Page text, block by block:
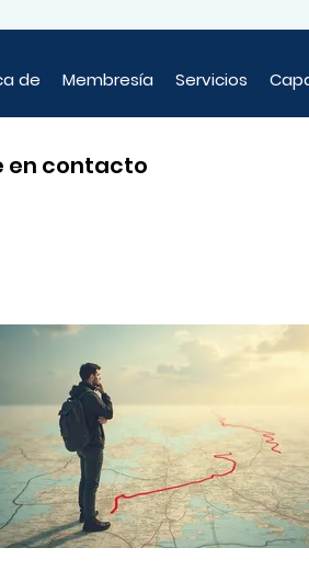
de Membresía Servicios
en contacto